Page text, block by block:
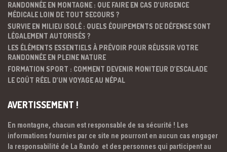
RANDONNÉE EN MONTAGNE : QUE FAIRE EN CAS D’URGENCE
MÉDICALE LOIN DE TOUT SECOURS ?
SURVIE EN MILIEU ISOLÉ : QUELS ÉQUIPEMENTS DE DÉFENSE SONT
LÉGALEMENT AUTORISÉS ?
LES ÉLÉMENTS ESSENTIELS À PRÉVOIR POUR RÉUSSIR VOTRE
RANDONNÉE EN PLEINE NATURE
FORMATION SPORT : COMMENT DEVENIR MONITEUR D’ESCALADE
LE COÛT RÉEL D’UN VOYAGE AU NÉPAL
AVERTISSEMENT !
En montagne, chacun est responsable de sa sécurité ! Les
informations fournies par ce site ne pourront en aucun cas engager
la responsabilité de La Rando et des personnes qui participent au